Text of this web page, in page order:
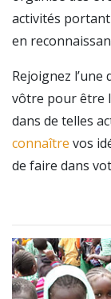
activités portant
en
Rejoignez l’une
vôtre pour être
dans de telles
connaître vos
de faire dans